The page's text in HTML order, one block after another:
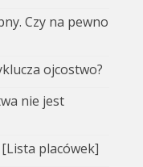
Czy na pewno
ojcostwo?
nie jest
placówek]